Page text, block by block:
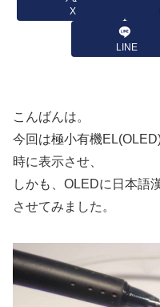
X
LINE
こんばんは。
今回は極小有機
時に表示させ、
しかも、OLEDに日本語
させてみました。